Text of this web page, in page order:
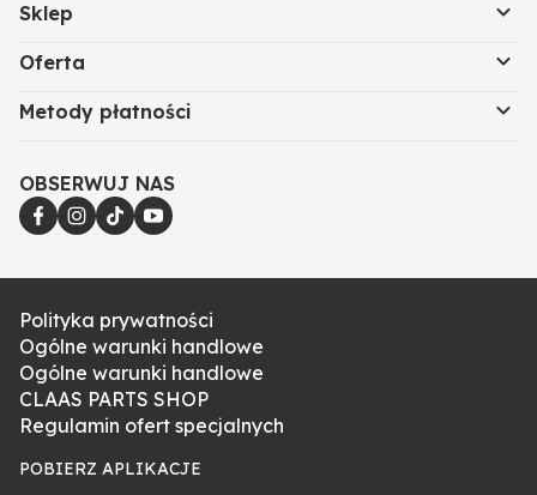
Sklep
Oferta
Metody płatności
OBSERWUJ NAS
Polityka prywatności
Ogólne warunki handlowe
Ogólne warunki handlowe
CLAAS PARTS SHOP
Regulamin ofert specjalnych
POBIERZ APLIKACJE